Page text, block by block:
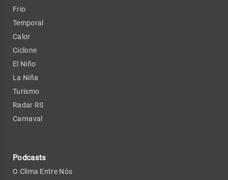
Frio
Temporal
Calor
Ciclone
El Niño
La Niña
Turismo
Radar RS
Carnaval
Podcasts
O Clima Entre Nós